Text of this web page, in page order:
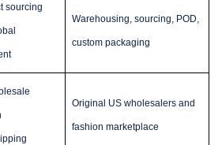
sourcing
Warehousing, sourcing, POD,
custom packaging
Original US wholesalers and
fashion marketplace